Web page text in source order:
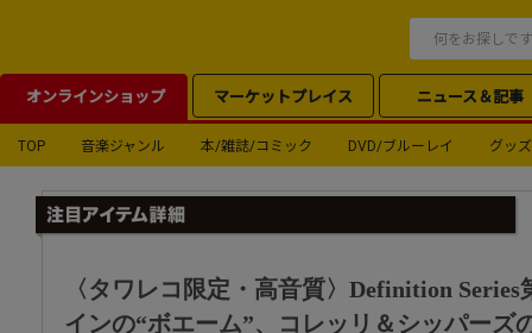
オンラインショップ マーケットプレイス ニュース＆記事
TOP 音楽ジャンル 本/雑誌/コミック DVD/ブルーレイ グッズ
〈タワレコ限定・高音質〉Definition
インの“ボエーム”、コレッリ＆シッパーズ